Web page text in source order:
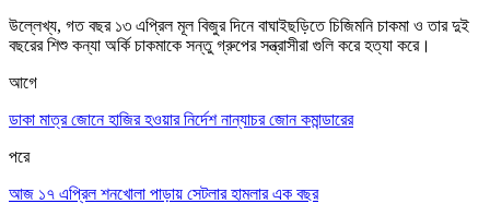
উল্লেখ্য, গত বছর ১৩ এপ্রিল মূল বিজুর দিনে বাঘাইছড়িতে চিজিমনি চাকমা ও তার দুই
বছরের শিশু কন্যা অর্কি চাকমাকে সন্তু গ্রুপের সন্ত্রাসীরা গুলি করে হত্যা করে।
আগে
ডাকা মাত্র জোনে হাজির হওয়ার নির্দেশ নান্যাচর জোন কমান্ডারের
পরে
আজ ১৭ এপ্রিল শনখোলা পাড়ায় সেটলার হামলার এক বছর